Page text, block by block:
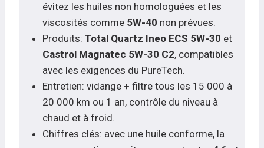
évitez les huiles non homologuées et les
viscosités comme 5W-40 non prévues.
Produits: Total Quartz Ineo ECS 5W-30 et
Castrol Magnatec 5W-30 C2, compatibles
avec les exigences du PureTech.
Entretien: vidange + filtre tous les 15 000 à
20 000 km ou 1 an, contrôle du niveau à
chaud et à froid.
Chiffres clés: avec une huile conforme, la